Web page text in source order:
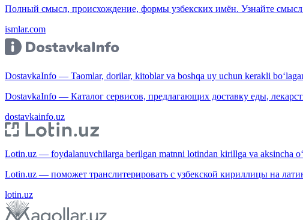
Полный смысл, происхождение, формы узбекских имён. Узнайте
ismlar.com
DostavkaInfo — Taomlar, dorilar, kitoblar va boshqa uy uchun kerakli
DostavkaInfo — Каталог сервисов, предлагающих доставку еды,
dostavkainfo.uz
Lotin.uz — foydalanuvchilarga berilgan matnni lotindan kirillga va aksincha
Lotin.uz — поможет транслитерировать с узбекской кириллицы на
lotin.uz